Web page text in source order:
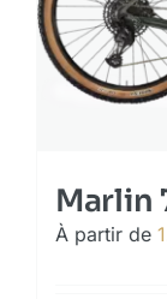
Marlin
À partir de